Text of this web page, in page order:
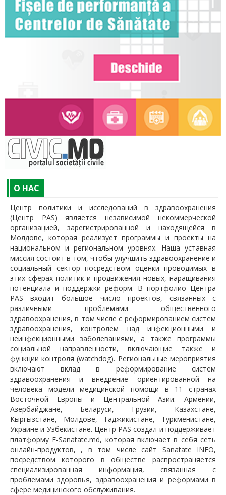
O НАС
Центр политики и исследований в здравоохранения
(Центр PAS) является независимой некоммерческой
организацией, зарегистрированной и находящейся в
Молдове, которая реализует программы и проекты на
национальном и региональном уровнях. Наша уставная
миссия состоит в том, чтобы улучшить здравоохранение и
социальный сектор посредством оценки проводимых в
этих сферах политик и продвижения новых, наращивания
потенциала и поддержки реформ. В портфолио Центра
PAS входит большое число проектов, связанных с
различными проблемами общественного
здравоохранения, в том числе с реформированием систем
здравоохранения, контролем над инфекционными и
неинфекционными заболеваниями, а также программы
социальной направленности, включающие также и
функции контроля (watchdog). Региональные мероприятия
включают вклад в реформирование систем
здравоохранения и внедрение ориентированной на
человека модели медицинской помощи в 11 странах
Восточной Европы и Центральной Азии: Армении,
Азербайджане, Беларуси, Грузии, Казахстане,
Кыргызстане, Молдове, Таджикистане, Туркменистане,
Украине и Узбекистане. Центр PAS создал и поддерживает
платформу E-Sanatate.md, которая включает в себя сеть
онлайн-продуктов, , в том числе сайт Sanatate INFO,
посредством которого в обществе распространяется
специализированная информация, связанная с
проблемами здоровья, здравоохранения и реформами в
сфере медицинского обслуживания.